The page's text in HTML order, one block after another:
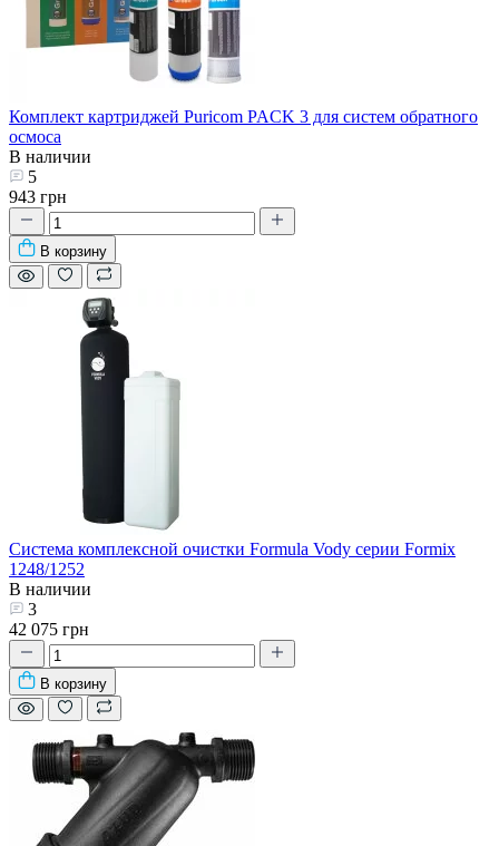
Комплект картриджей Puricom PACK 3 для систем обратного
осмоса
В наличии
5
943 грн
В корзину
Система комплексной очистки Formula Vody серии Formix
1248/1252
В наличии
3
42 075 грн
В корзину